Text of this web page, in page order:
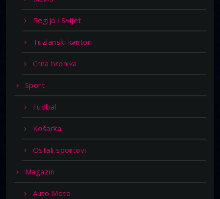
Regija i Svijet
Tuzlanski kanton
Crna hronika
Sport
Fudbal
Košarka
Ostali sportovi
Magazin
Auto Moto